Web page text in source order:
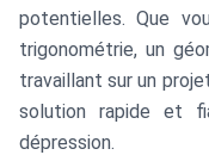
potentielles. Que
trigonométrie, un
travaillant sur un
solution rapide et
dépression.